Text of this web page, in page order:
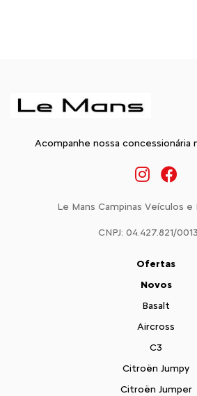
Acompanhe nossa concessionária
Le Mans Campinas Veículos e
CNPJ: 04.427.821/
Ofertas
Novos
Basalt
Aircross
C3
Citroën Jumpy
Citroën Jumper